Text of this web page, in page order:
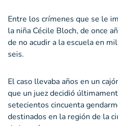
Entre los crímenes que se le
la niña Cécile Bloch, de once
de no acudir a la escuela en
seis.
El caso llevaba años en un
que un juez decidió
setecientos cincuenta
destinados en la región de la